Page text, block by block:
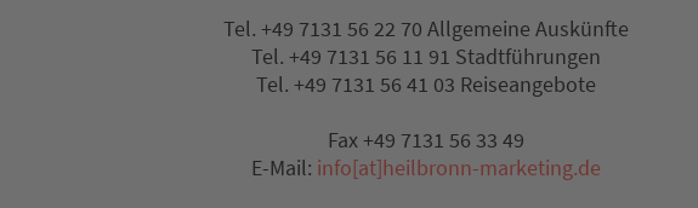
Tel. +49 7131 56 22 70 Allgemeine Auskünfte
Tel. +49 7131 56 11 91 Stadtführungen
Tel. +49 7131 56 41 03 Reiseangebote
Fax +49 7131 56 33 49
E-Mail: info[at]heilbronn-marketing.de